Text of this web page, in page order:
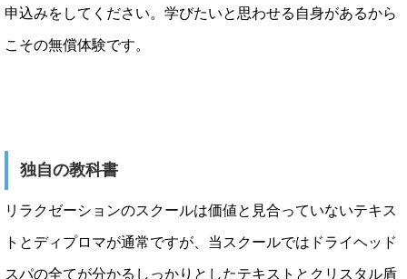
申込みをしてください。学びたいと思わせる自身があるから
こその無償体験です。
独自の教科書
リラクゼーションのスクールは価値と見合っていないテキス
トとディプロマが通常ですが、当スクールではドライヘッド
スパの全てが分かるしっかりとしたテキストとクリスタル盾